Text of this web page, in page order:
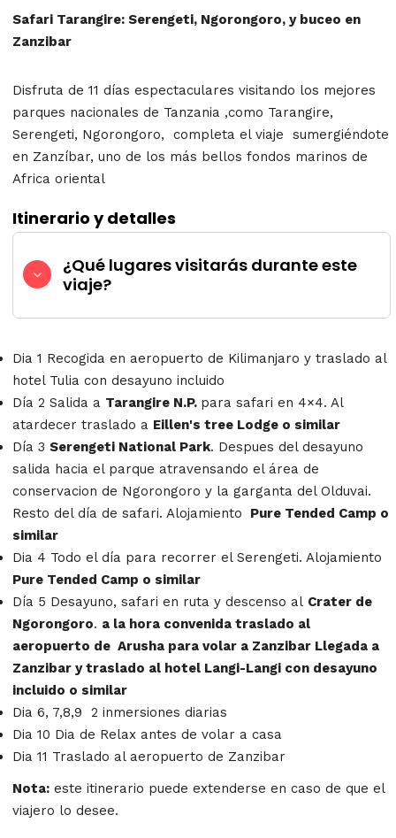
Safari Tarangire: Serengeti, Ngorongoro, y buceo en
Zanzibar
Disfruta de 11 días espectaculares visitando los mejores
parques nacionales de Tanzania ,como Tarangire,
Serengeti, Ngorongoro, completa el viaje sumergiéndote
en Zanzíbar, uno de los más bellos fondos marinos de
Africa oriental
Itinerario y detalles
¿Qué lugares visitarás durante este
viaje?
Dia 1 Recogida en aeropuerto de Kilimanjaro y traslado al
hotel Tulia con desayuno incluido
Día 2 Salida a Tarangire N.P. para safari en 4×4. Al
atardecer traslado a Eillen's tree Lodge o similar
Día 3 Serengeti National Park. Despues del desayuno
salida hacia el parque atravensando el área de
conservacion de Ngorongoro y la garganta del Olduvai.
Resto del día de safari. Alojamiento
Pure Tended Camp o
similar
Dia 4 Todo el día para recorrer el Serengeti. Alojamiento
Pure Tended Camp o similar
Día 5 Desayuno, safari en ruta y descenso al Crater de
Ngorongoro. a la hora convenida traslado al
aeropuerto de Arusha para volar a Zanzibar Llegada a
Zanzibar y traslado al hotel Langi-Langi con desayuno
incluido o similar
Dia 6, 7,8,9 2 inmersiones diarias
Dia 10 Dia de Relax antes de volar a casa
Dia 11 Traslado al aeropuerto de Zanzibar
Nota: este itinerario puede extenderse en caso de que el
viajero lo desee.